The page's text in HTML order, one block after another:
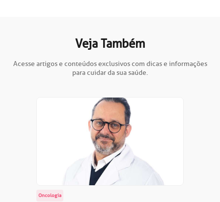
CEP: 01438-000 | Jardim Paulista
Veja Também
Acesse artigos e conteúdos exclusivos com dicas e informações
para cuidar da sua saúde.
Oncologia